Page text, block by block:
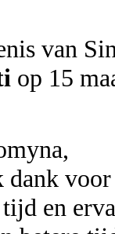
op 15
en